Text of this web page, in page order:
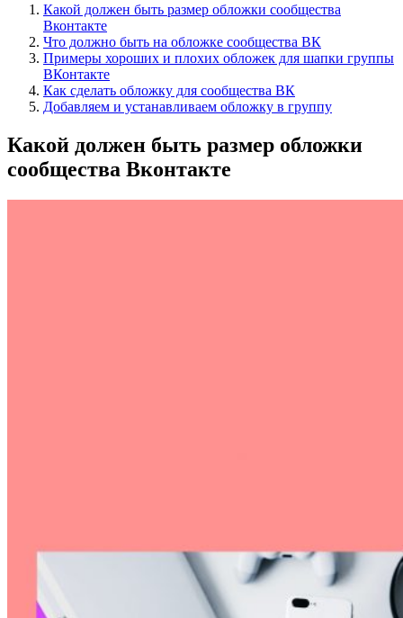
Какой должен быть размер обложки сообщества
Вконтакте
Что должно быть на обложке сообщества ВК
Примеры хороших и плохих обложек для шапки группы
ВКонтакте
Как сделать обложку для сообщества ВК
Добавляем и устанавливаем обложку в группу
Какой должен быть размер обложки
сообщества Вконтакте